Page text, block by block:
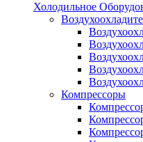
Холодильное
Компрессоры